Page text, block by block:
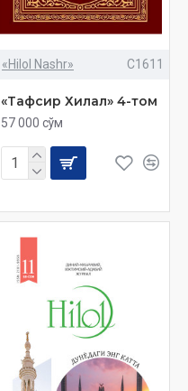
«Hilol Nashr» C1611
«Тафсир Хилал» 4-том
57 000 сўм